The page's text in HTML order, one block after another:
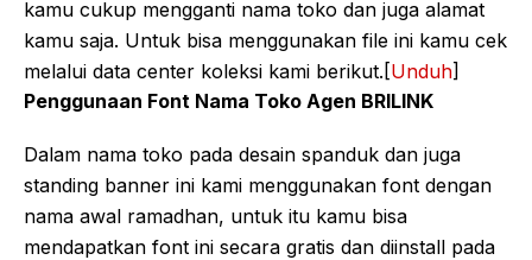
kamu cukup mengganti nama toko dan juga alamat
kamu saja. Untuk bisa menggunakan file ini kamu cek
melalui data center koleksi kami berikut.[Unduh]
Penggunaan Font Nama Toko Agen BRILINK
Dalam nama toko pada desain spanduk dan juga
standing banner ini kami menggunakan font dengan
nama awal ramadhan, untuk itu kamu bisa
mendapatkan font ini secara gratis dan diinstall pada